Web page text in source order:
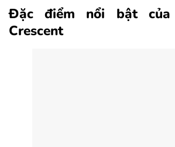
Đặc điểm nổi bật của
Crescent